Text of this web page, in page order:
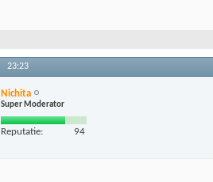
23:23
Nichita
Super Moderator
Reputatie: 94